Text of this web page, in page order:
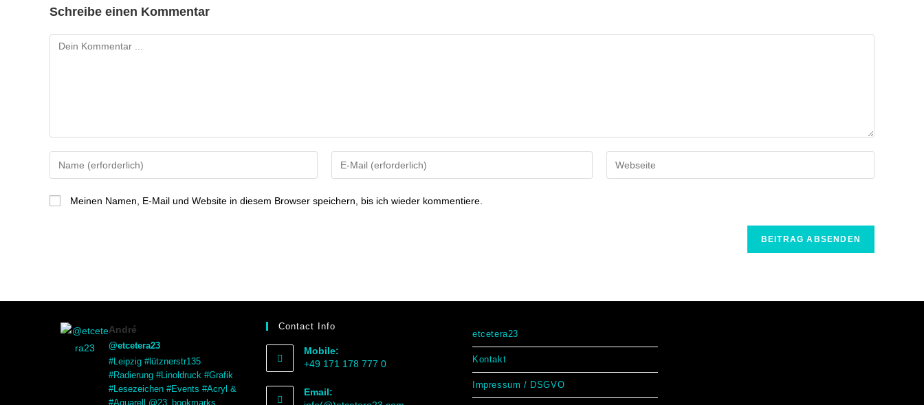
Schreibe einen Kommentar
Meinen Namen, E-Mail und Website in diesem Browser speichern, bis ich wieder kommentiere.
André
@etcetera23
#Leipzig #lütznerstr135
#Radierung #Linoldruck #Grafik
#Lesezeichen #Events #Acryl &
#Aquarell @23_bookmarks
Contact Info
Mobile:
+49 171 178 777 0
Email:
etcetera23
Kontakt
Impressum / DSGVO